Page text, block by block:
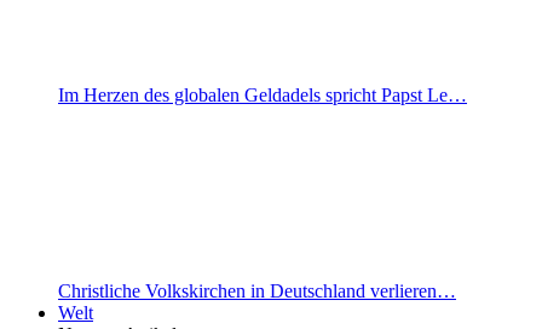
Im Herzen des globalen Geldadels spricht Papst Le…
Christliche Volkskirchen in Deutschland verlieren…
Welt